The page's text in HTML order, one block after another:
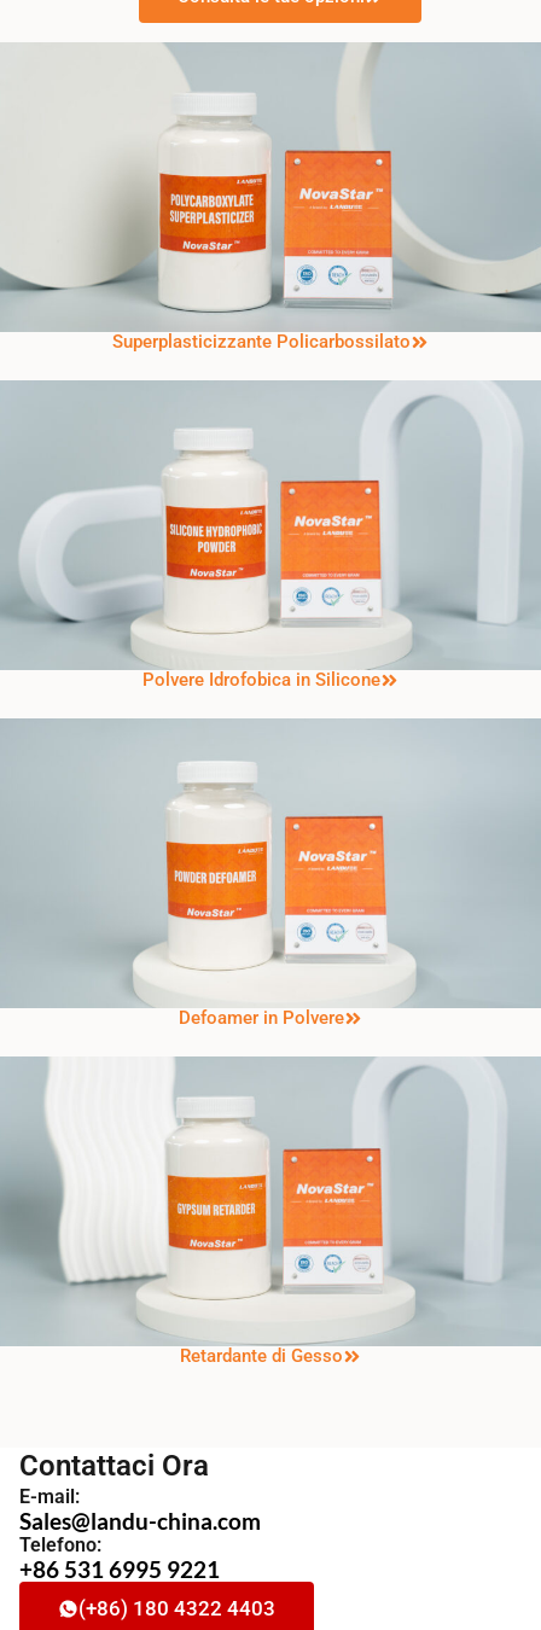
Superplasticizzante Policarbossilato
Polvere Idrofobica in Silicone
Defoamer in Polvere
Retardante di Gesso
Contattaci Ora
E-mail:
Sales@landu-china.com
Telefono:
+86 531 6995 9221
(+86) 180 4322 4403